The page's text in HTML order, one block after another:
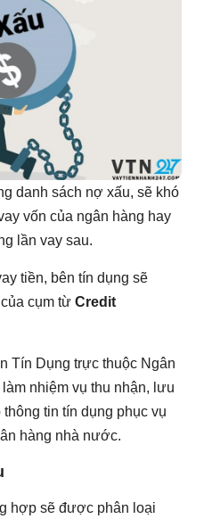
danh sách nợ xấu, sẽ khó
vốn của ngân hàng hay
lần vay sau.
tiền, bên tín dụng sẽ
cụm từ Credit
Tín Dụng trực thuộc Ngân
nhiệm vụ thu nhận, lưu
tin tín dụng phục vụ
hàng nhà nước.
hợp sẽ được phân loại